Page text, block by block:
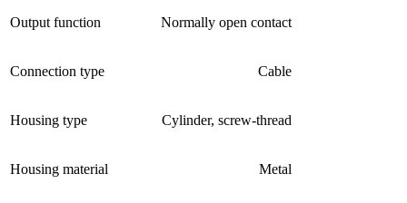
Output function Normally open contact
Connection type Cable
Housing type Cylinder, screw-thread
Housing material Metal